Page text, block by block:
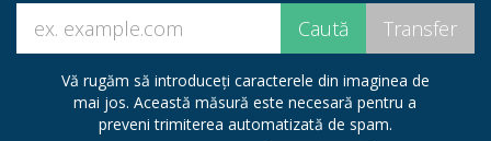
Vă rugăm să introduceți caracterele din imaginea de
mai jos. Această măsură este necesară pentru a
preveni trimiterea automatizată de spam.